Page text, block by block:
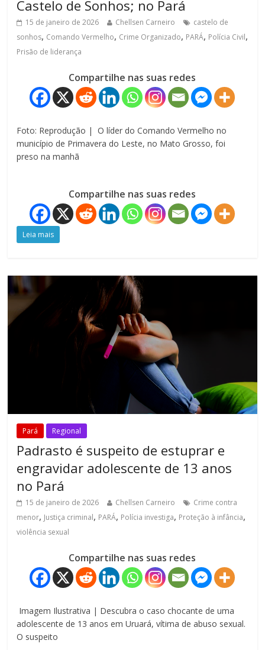
Castelo de Sonhos; no Pará
15 de janeiro de 2026 Chellsen Carneiro
castelo de
sonhos, Comando Vermelho, Crime Organizado, PARÁ, Polícia Civil,
Prisão de liderança
Compartilhe nas suas redes
Foto: Reprodução | O líder do Comando Vermelho no
município de Primavera do Leste, no Mato Grosso, foi
preso na manhã
Compartilhe nas suas redes
Leia mais
Pará Regional
Padrasto é suspeito de estuprar e
engravidar adolescente de 13 anos
no Pará
15 de janeiro de 2026 Chellsen Carneiro
Crime contra
menor, Justiça criminal, PARÁ, Polícia investiga, Proteção à infância,
violência sexual
Compartilhe nas suas redes
Imagem Ilustrativa | Descubra o caso chocante de uma
adolescente de 13 anos em Uruará, vítima de abuso sexual.
O suspeito